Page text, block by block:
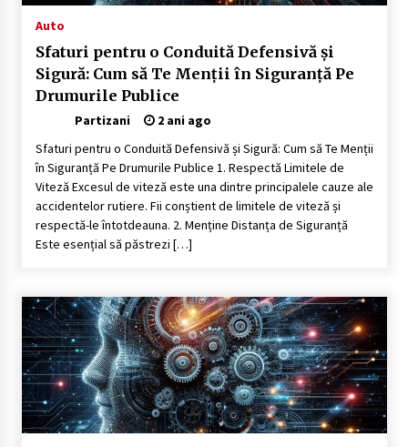
Auto
Sfaturi pentru o Conduită Defensivă și
Sigură: Cum să Te Menții în Siguranță Pe
Drumurile Publice
Partizani
2 ani ago
Sfaturi pentru o Conduită Defensivă și Sigură: Cum să Te Menții
în Siguranță Pe Drumurile Publice 1. Respectă Limitele de
Viteză Excesul de viteză este una dintre principalele cauze ale
accidentelor rutiere. Fii conștient de limitele de viteză și
respectă-le întotdeauna. 2. Menține Distanța de Siguranță
Este esențial să păstrezi […]